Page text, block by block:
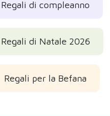
Regali di compleanno
Regali di Natale 2026
Regali per la Befana